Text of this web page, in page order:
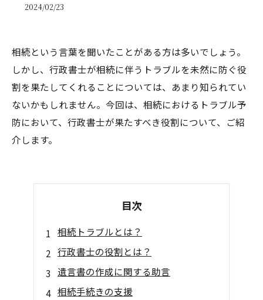
2024/02/23
相続という言葉を聞いたことがある方は多いでしょう。
しかし、行政書士が相続に伴うトラブルを未然に防ぐ役
割を果たしてくれることについては、あまり知られてい
ないかもしれません。今回は、相続におけるトラブル予
防において、行政書士が果たすべき役割について、ご紹
介します。
目次
相続トラブルとは？
行政書士の役割とは？
遺言書の作成に関する助言
相続手続きの支援